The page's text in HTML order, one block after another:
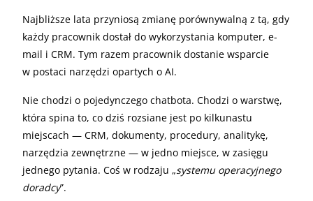
Najbliższe lata przyniosą zmianę porównywalną z tą, gdy
każdy pracownik dostał do wykorzystania komputer, e-
mail i CRM. Tym razem pracownik dostanie wsparcie
w postaci narzędzi opartych o AI.
Nie chodzi o pojedynczego chatbota. Chodzi o warstwę,
która spina to, co dziś rozsiane jest po kilkunastu
miejscach — CRM, dokumenty, procedury, analitykę,
narzędzia zewnętrzne — w jedno miejsce, w zasięgu
jednego pytania. Coś w rodzaju „systemu operacyjnego
doradcy”.